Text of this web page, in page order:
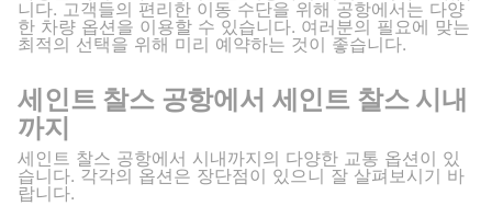
니다. 고객들의 편리한 이동 수단을 위해 공항에서는 다양
한 차량 옵션을 이용할 수 있습니다. 여러분의 필요에 맞는
최적의 선택을 위해 미리 예약하는 것이 좋습니다.
세인트 찰스 공항에서 세인트 찰스 시내
까지
세인트 찰스 공항에서 시내까지의 다양한 교통 옵션이 있
습니다. 각각의 옵션은 장단점이 있으니 잘 살펴보시기 바
랍니다.